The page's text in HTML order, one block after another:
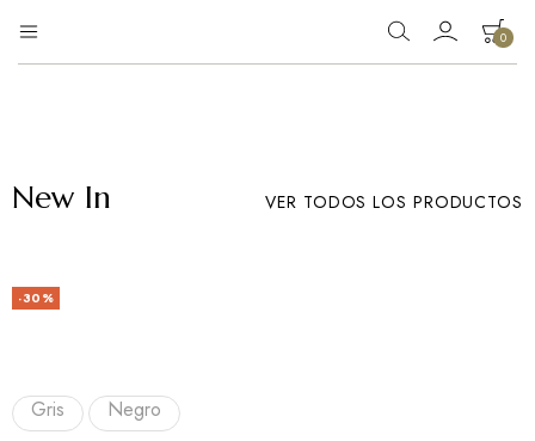
0
New In VER TODOS LOS PRODUCTOS
-30%
Gris
Negro